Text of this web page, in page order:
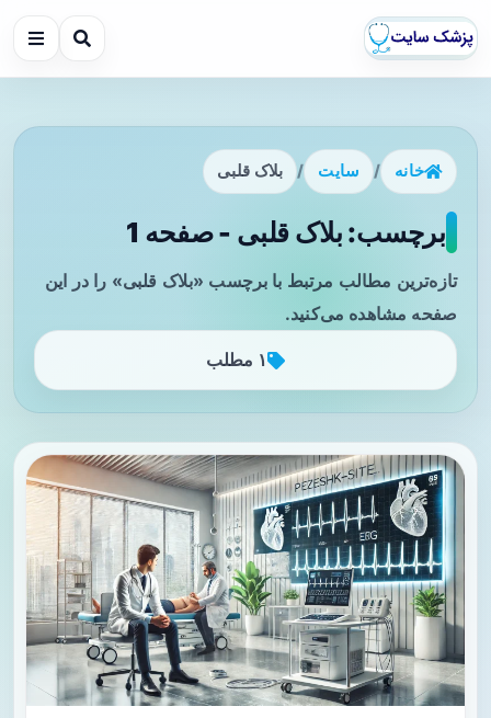
خانه / سایت / بلاک قلبی
برچسب: بلاک قلبی - صفحه 1
تازه‌ترین مطالب مرتبط با برچسب «بلاک قلبی» را در این
صفحه مشاهده می‌کنید.
۱ مطلب